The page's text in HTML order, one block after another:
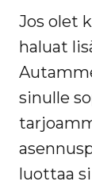
Jos olet
haluat
sinulle
luottaa